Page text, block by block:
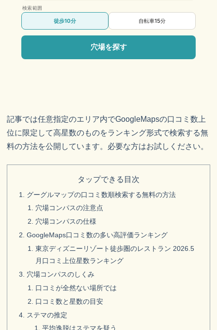
検索範囲
徒歩10分 自転車15分
穴場を探す
記事では任意指定のエリア内でGoogleMapsの口コミ数上
位に限定して高星数のものをランキング形式で検索する無
料の方法を公開しています。必要な方はお試しください。
タップできる目次
グーグルマップの口コミ数順検索する無料の方法
穴場コンパスの注意点
穴場コンパスの仕様
GoogleMaps口コミ数の多い高評価ランキング
東京ディズニーリゾート徒歩圏のレストラン 2026.5
月口コミ上位星数ランキング
穴場コンパスのしくみ
口コミが全然ない場所では
口コミ数と星数の目安
ステマの推定
平均逸脱はステマを疑う